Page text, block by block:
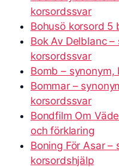
korsordssvar
Bohusö korsord 5
Bok Av Delblanc
korsordssvar
Bomb –
Bommar –
korsordssvar
Bondfilm Om
och förklaring
Boning För Asar
korsordshjälp